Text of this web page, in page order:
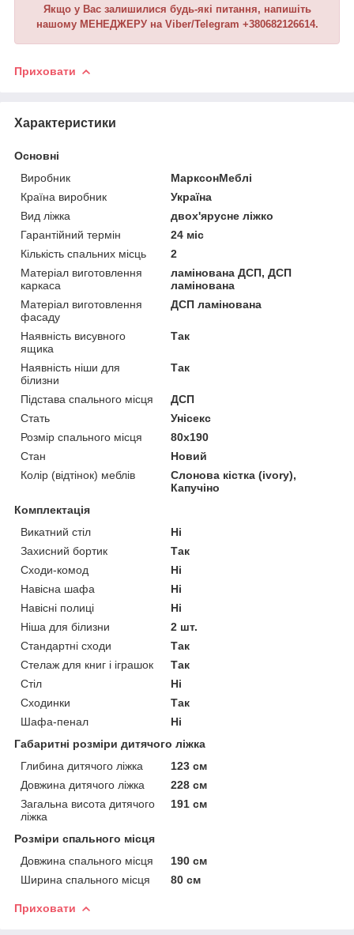
Якщо у Вас залишилися будь-які питання, напишіть
нашому МЕНЕДЖЕРУ на Viber/Telegram +380682126614.
Приховати
Характеристики
Основні
Виробник
МарксонМеблі
Країна виробник
Україна
Вид ліжка
двох'ярусне ліжко
Гарантійний термін
24 міс
Кількість спальних місць
2
Матеріал виготовлення
каркаса
ламінована ДСП, ДСП
ламінована
Матеріал виготовлення
фасаду
ДСП ламінована
Наявність висувного
ящика
Так
Наявність ніши для
білизни
Так
Підстава спального місця
ДСП
Стать
Унісекс
Розмір спального місця
80х190
Стан
Новий
Колір (відтінок) меблів
Слонова кістка (ivory),
Капучіно
Комплектація
Викатний стіл
Ні
Захисний бортик
Так
Сходи-комод
Ні
Навісна шафа
Ні
Навісні полиці
Ні
Ніша для білизни
2 шт.
Стандартні сходи
Так
Стелаж для книг і іграшок
Так
Стіл
Ні
Сходинки
Так
Шафа-пенал
Ні
Габаритні розміри дитячого ліжка
Глибина дитячого ліжка
123 см
Довжина дитячого ліжка
228 см
Загальна висота дитячого
ліжка
191 см
Розміри спального місця
Довжина спального місця
190 см
Ширина спального місця
80 см
Приховати